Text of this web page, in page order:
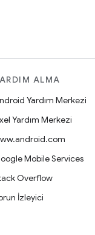
ALMA
Yardım Merkezi
Yardım Merkezi
Mobile Services
Overflow
İzleyici